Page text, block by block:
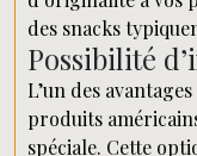
des snacks
Possibilité
L’un des
produits
spéciale. Cette